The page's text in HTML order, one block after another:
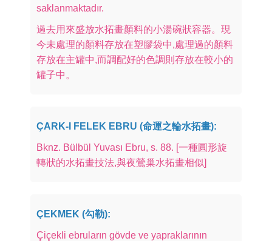
saklanmaktadır.
過去用來盛放水拓畫顏料的小湯碗狀容器。現
今未處理的顏料存放在塑膠袋中,處理過的顏料
存放在主罐中,而調配好的色調則存放在較小的
罐子中。
ÇARK-I FELEK EBRU (命運之輪水拓畫):
Bknz. Bülbül Yuvası Ebru, s. 88. [一種圓形旋
轉狀的水拓畫技法,與夜鶯巢水拓畫相似]
ÇEKMEK (勾勒):
Çiçekli ebruların gövde ve yapraklarının